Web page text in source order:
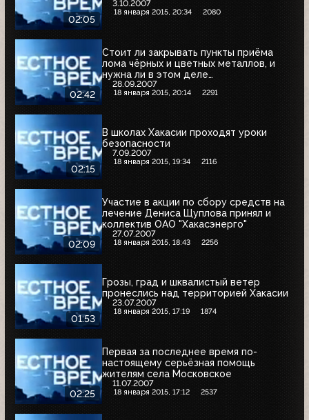
02:05
3.10.2007
18 января 2015, 20:34 2080
02:42
Стоит ли закрывать пункты приёма
лома чёрных и цветных металлов, и
нужна ли в этом деле
государственная монополия
28.09.2007
18 января 2015, 20:14 2291
02:15
В школах Хакасии проходят уроки
безопасности
7.09.2007
18 января 2015, 19:34 2116
02:09
Участие в акции по сбору средств на
лечение Дениса Щуплова принял и
коллектив ОАО "Хакасэнерго"
27.07.2007
18 января 2015, 18:43 2256
01:53
Грозы, град и шквалистый ветер
пронеслись над территорией Хакасии
23.07.2007
18 января 2015, 17:19 1874
02:25
Первая за последнее время по-
настоящему серьёзная помощь
жителям села Московское
11.07.2007
18 января 2015, 17:12 2537